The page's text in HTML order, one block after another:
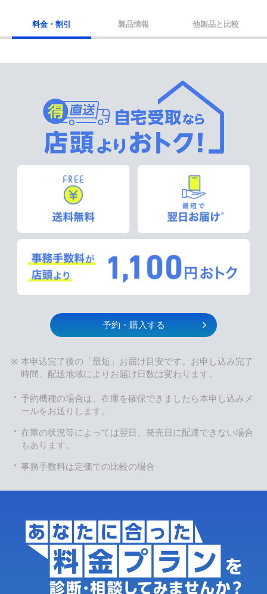
料金・割引 製品情報 他製品と比較
予約・購入する
本申込完了後の「最短」お届け目安です。お申し込み完了
時間、配送地域によりお届け日数は変わります。
予約機種の場合は、在庫を確保できましたら本申し込みメ
ールをお送りします。
在庫の状況等によっては翌日、発売日に配達できない場合
もあります。
事務手数料は定価での比較の場合